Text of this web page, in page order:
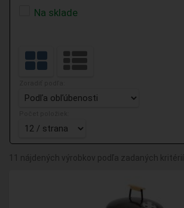
Na sklade
11 nájdených výrobkov podľa zadaných kritérií.